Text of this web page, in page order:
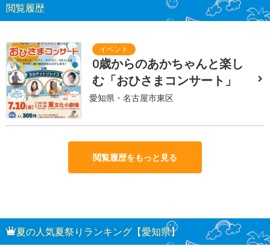
閲覧履歴
0歳からのあかちゃんと楽し
む「おひさまコンサート」
愛知県・名古屋市東区
閲覧履歴をもっと見る
夏の人気夏祭りランキング【愛知県】